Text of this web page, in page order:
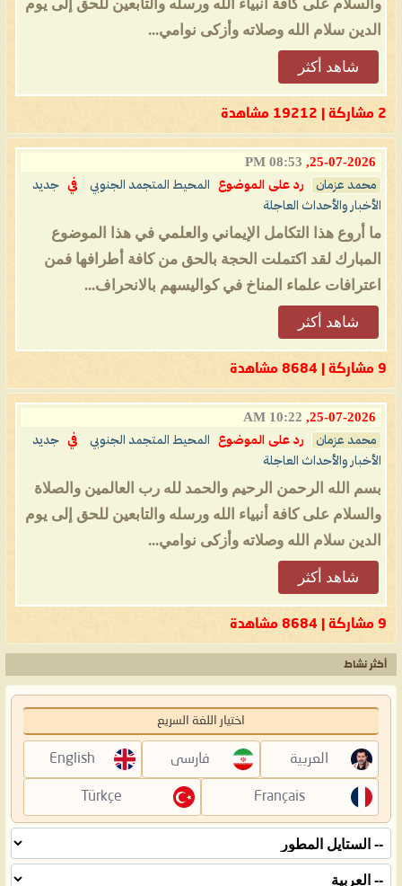
والسلام على كافة أنبياء الله ورسله والتابعين للحق إلى يوم
الدين سلام الله وصلاته وأزكى نوامي...
شاهد أكثر
2 مشاركة | 19212 مشاهدة
25-07-2026,
08:53 PM
محمد عزمان رد على الموضوع المحيط المتجمد الجنوبي في
جديد
الأخبار والأحداث العاجلة
ما أروع هذا التكامل الإيماني والعلمي في هذا الموضوع
المبارك لقد اكتملت الحجة بالحق من كافة أطرافها فمن
اعترافات علماء المناخ في كواليسهم بالانحراف...
شاهد أكثر
9 مشاركة | 8684 مشاهدة
25-07-2026,
10:22 AM
محمد عزمان رد على الموضوع المحيط المتجمد الجنوبي في
جديد
الأخبار والأحداث العاجلة
بسم الله الرحمن الرحيم والحمد لله رب العالمين والصلاة
والسلام على كافة أنبياء الله ورسله والتابعين للحق إلى يوم
الدين سلام الله وصلاته وأزكى نوامي...
شاهد أكثر
9 مشاركة | 8684 مشاهدة
أكثر نشاط
اختيار اللغة السريع
العربية فارسی English
Français
Türkçe